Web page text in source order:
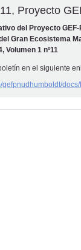
Proyecto
del Proyecto
Gran Ecosistema
Volumen 1 nº11
en el siguiente
gefpnudhumboldt/